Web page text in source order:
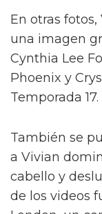
En otras
una imagen
Cynthia Lee
Phoenix y
Temporada 17.
También se
a Vivian
cabello y
de los videos